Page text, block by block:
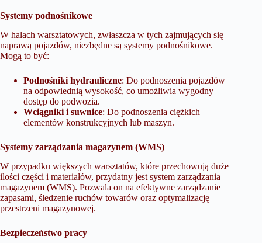
Systemy podnośnikowe
W halach warsztatowych, zwłaszcza w tych zajmujących się
naprawą pojazdów, niezbędne są systemy podnośnikowe.
Mogą to być:
Podnośniki hydrauliczne: Do podnoszenia pojazdów
na odpowiednią wysokość, co umożliwia wygodny
dostęp do podwozia.
Wciągniki i suwnice: Do podnoszenia ciężkich
elementów konstrukcyjnych lub maszyn.
Systemy zarządzania magazynem (WMS)
W przypadku większych warsztatów, które przechowują duże
ilości części i materiałów, przydatny jest system zarządzania
magazynem (WMS). Pozwala on na efektywne zarządzanie
zapasami, śledzenie ruchów towarów oraz optymalizację
przestrzeni magazynowej.
Bezpieczeństwo pracy